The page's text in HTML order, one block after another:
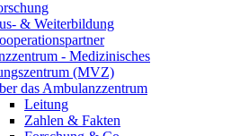
& Weiterbildung
- Medizinisches
(MVZ)
das Ambulanzzentrum
Leitung
Zahlen & Fakten